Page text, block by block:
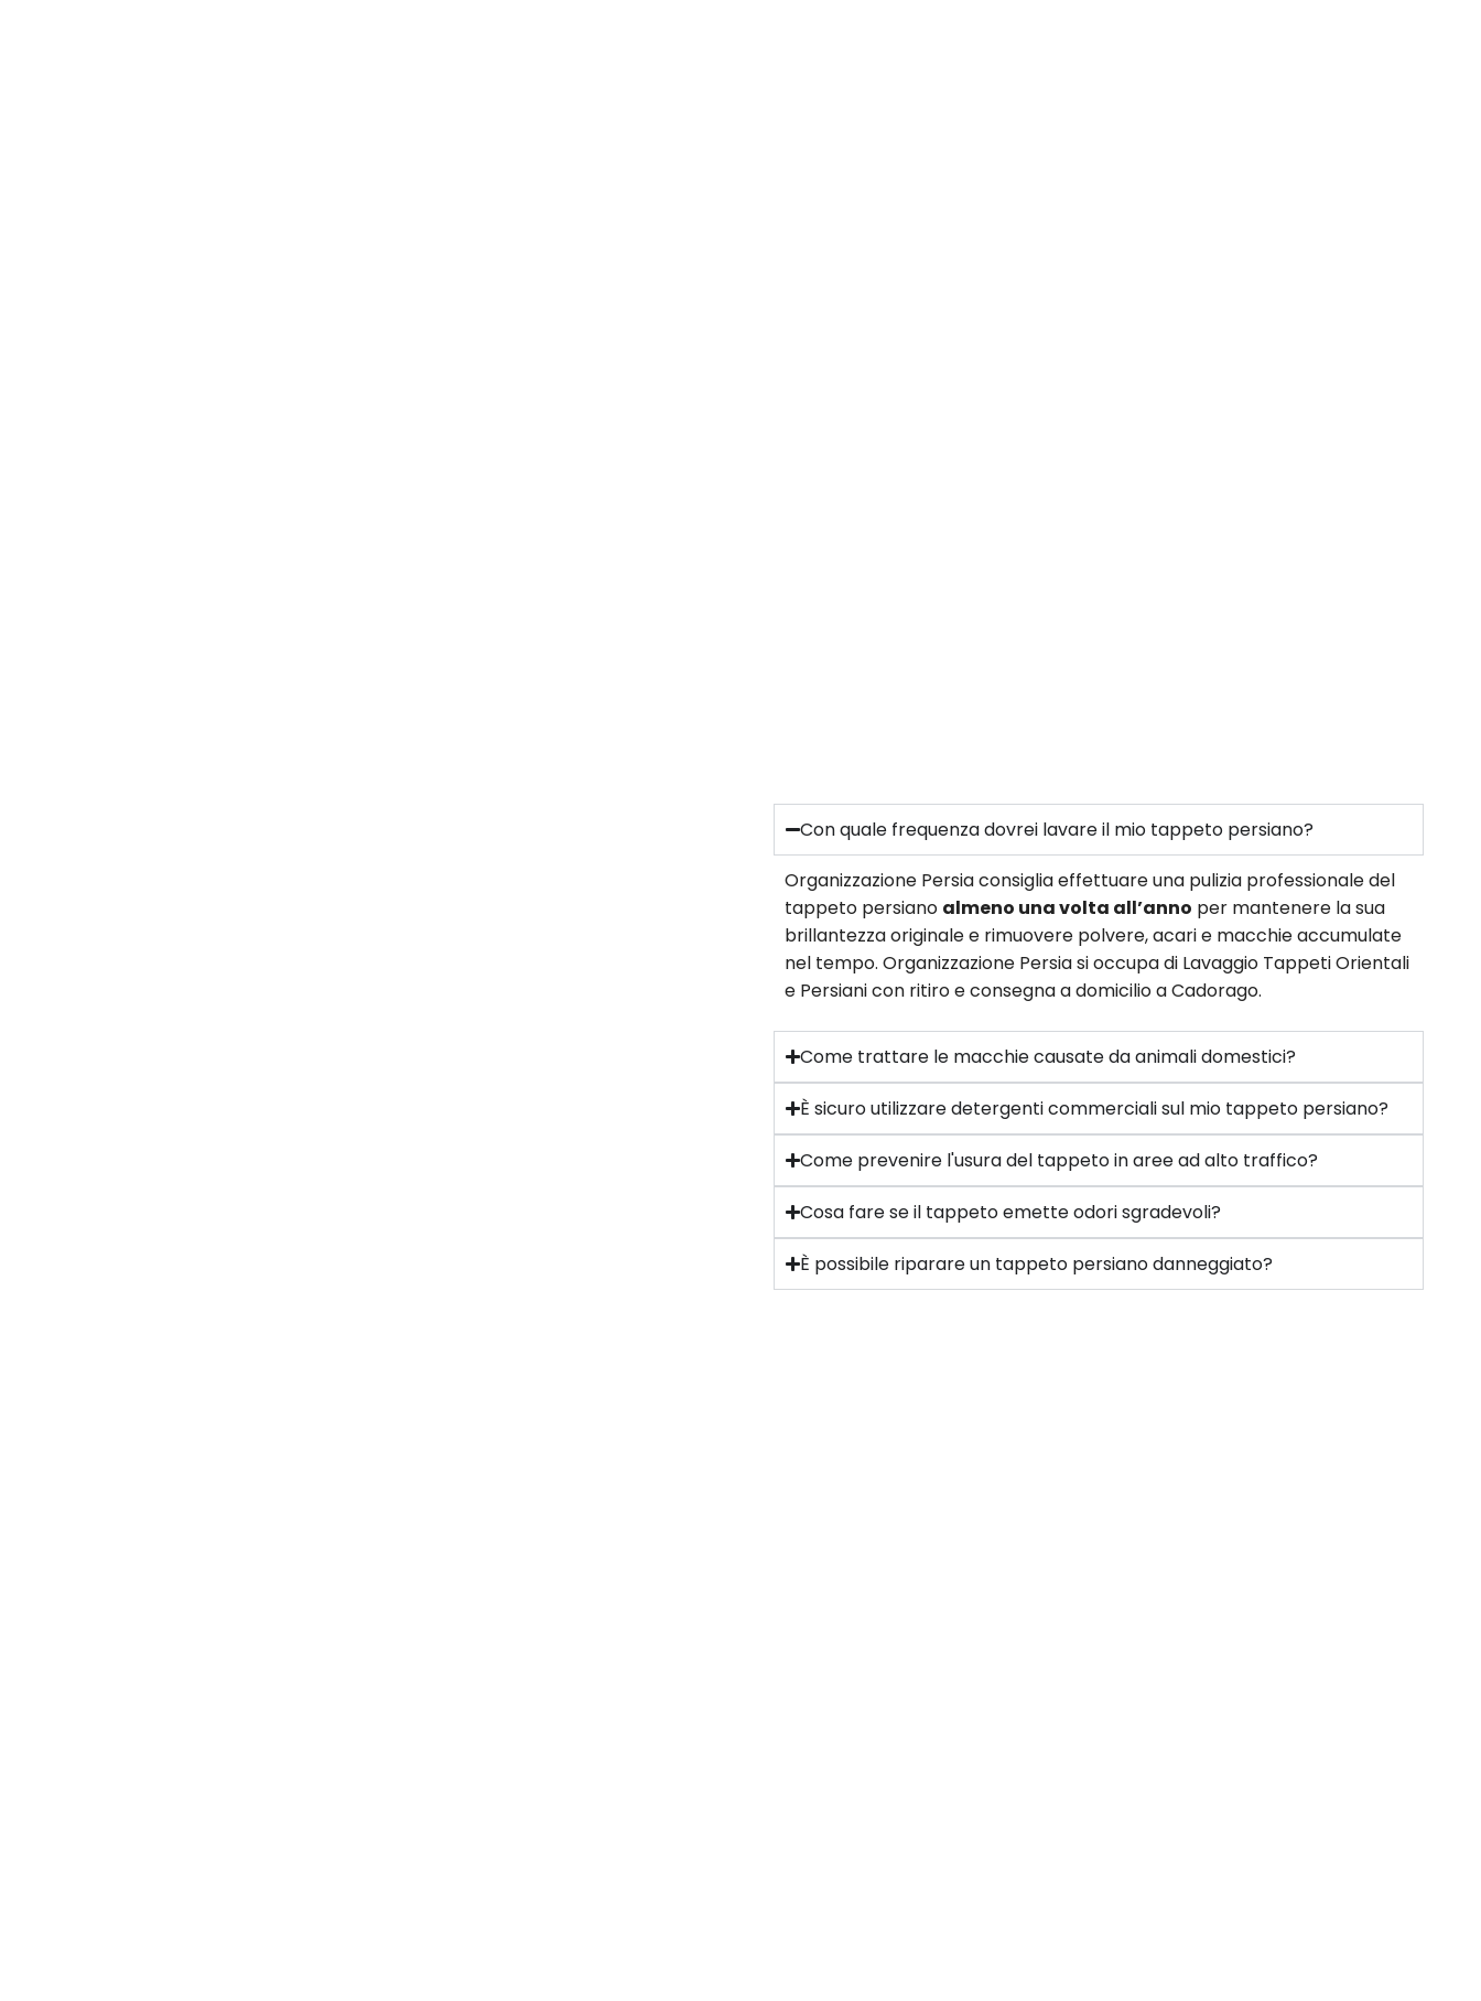
Con quale frequenza dovrei lavare il mio tappeto persiano?
Organizzazione Persia consiglia effettuare una pulizia professionale del
tappeto persiano almeno una volta all’anno per mantenere la sua
brillantezza originale e rimuovere polvere, acari e macchie accumulate
nel tempo. Organizzazione Persia si occupa di Lavaggio Tappeti Orientali
e Persiani con ritiro e consegna a domicilio a Cadorago.
Come trattare le macchie causate da animali domestici?
È sicuro utilizzare detergenti commerciali sul mio tappeto persiano?
Come prevenire l'usura del tappeto in aree ad alto traffico?
Cosa fare se il tappeto emette odori sgradevoli?
È possibile riparare un tappeto persiano danneggiato?